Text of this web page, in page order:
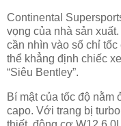
Continental
vọng của nhà sản
cần nhìn vào số chỉ
thể khẳng định chiếc
“Siêu Bentley”.
Bí mật của tốc độ
capo. Với trang bị